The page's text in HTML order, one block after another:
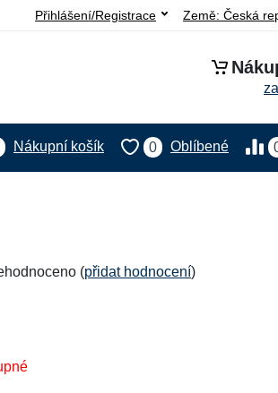
Země: Česká
Přihlášení/Registrace
0 Oblíbené
Nákupní košík
(přidat hodnocení)